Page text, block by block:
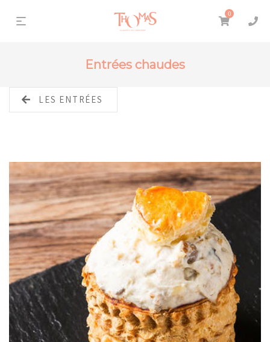
0
Entrées chaudes
LES ENTRÉES